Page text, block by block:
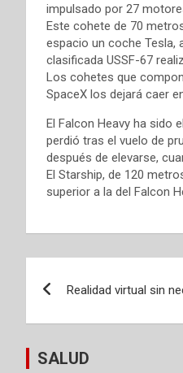
impulsado por 27
Este cohete de 70
espacio un coche Tesla,
clasificada USSF-67
Los cohetes que
SpaceX los dejará caer
El Falcon Heavy ha sido
perdió tras el vuelo de
después de elevarse,
El Starship, de 120
superior a la del Falcon
entradas
Realidad virtual sin
SALUD